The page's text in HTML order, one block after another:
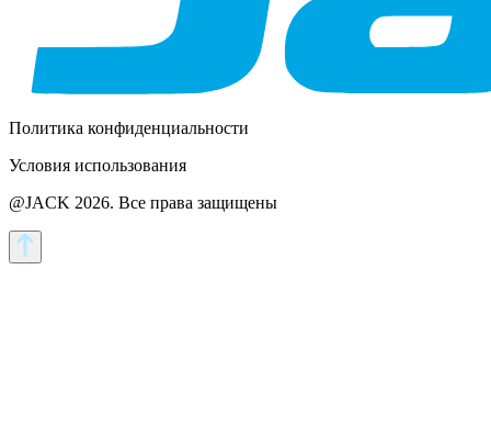
Политика конфиденциальности
Условия использования
@JACK 2026. Все права защищены